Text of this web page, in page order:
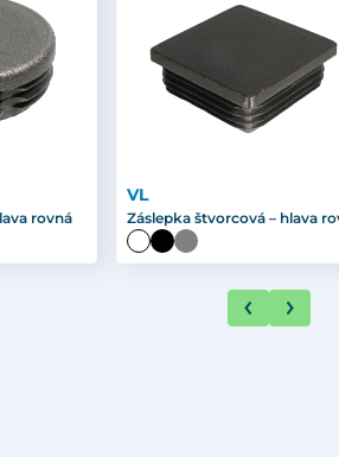
rovná
VL
Záslepka štvorcová – hlava